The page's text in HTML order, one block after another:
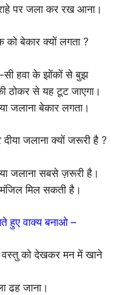
पर जला कर रख आना।
को बेकार क्यों लगता ?
सी हवा के झोंकों से बुझ
ठोकर से यह टूट जाएगा।
जलाना बेकार लगता।
दीया जलाना क्यों जरूरी है ?
जलाना सबसे ज़रूरी है।
मिल सकती है।
हुए वाक्य बनाओ –
को देखकर मन में खाने
ढह जाना।